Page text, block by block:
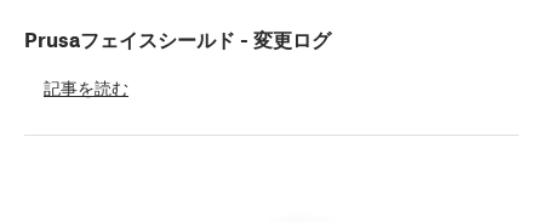
Prusaフェイスシールド - 変更ログ
記事を読む